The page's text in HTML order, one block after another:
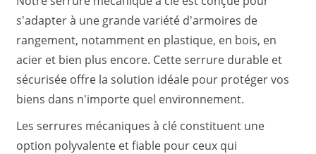
s'adapter à une grande variété d'armoires de
rangement, notamment en plastique, en bois, en
acier et bien plus encore. Cette serrure durable et
sécurisée offre la solution idéale pour protéger vos
biens dans n'importe quel environnement.
Les serrures mécaniques à clé constituent une
option polyvalente et fiable pour ceux qui